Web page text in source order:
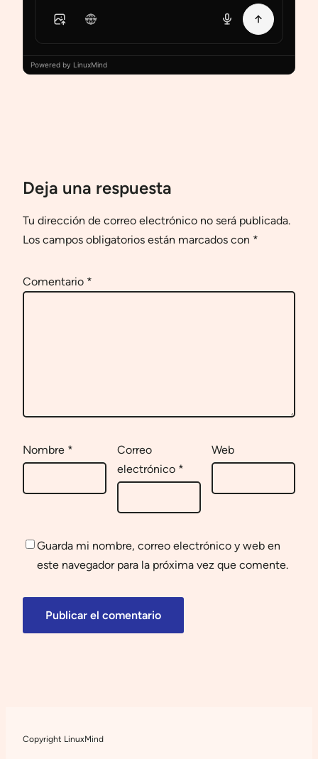
Powered by LinuxMind
Deja una respuesta
Tu dirección de correo electrónico no será publicada.
Los campos obligatorios están marcados con *
Comentario *
Nombre *
Correo
electrónico *
Web
Guarda mi nombre, correo electrónico y web en
este navegador para la próxima vez que comente.
Copyright LinuxMind